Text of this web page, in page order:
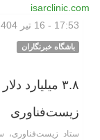
isarclinic.com
17:53 - 16 تیر 1404
باشگاه خبرنگاران
۳.۸ میلیارد
زیست‌فناوری
ستاد زیست‌فناوری،